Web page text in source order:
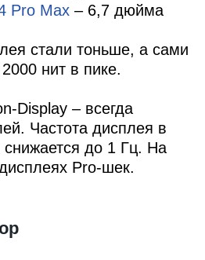
Pro Max – 6,7 дюйма
стали тоньше, а сами
нит в пике.
Display – всегда
Частота дисплея в
до 1 Гц. На
Pro-шек.